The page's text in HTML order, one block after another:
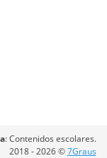
: Contenidos escolares.
2018 - 2026 ©7Graus